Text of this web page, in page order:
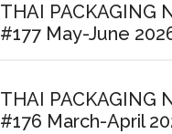
THAI PACKAGING
#177 May-June
THAI PACKAGING
#176 March-April